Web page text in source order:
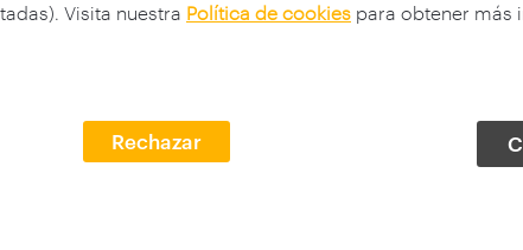
Visita nuestra Política de cookies para obtener más
Rechazar